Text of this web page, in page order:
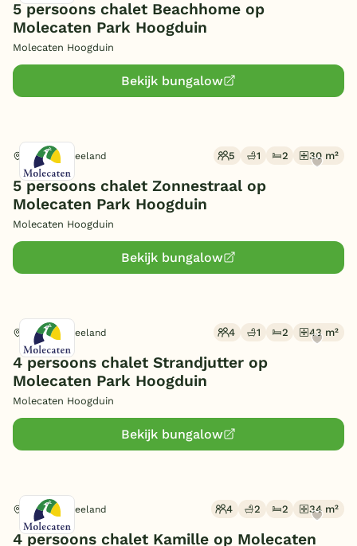
5 persoons chalet Beachhome op
Molecaten Park Hoogduin
Molecaten Hoogduin
Bekijk bungalow
Cadzand, Zeeland 5 1 2 30 m²
5 persoons chalet Zonnestraal op
Molecaten Park Hoogduin
Molecaten Hoogduin
Bekijk bungalow
Cadzand, Zeeland 4 1 2 43 m²
4 persoons chalet Strandjutter op
Molecaten Park Hoogduin
Molecaten Hoogduin
Bekijk bungalow
Cadzand, Zeeland 4 2 2 34 m²
4 persoons chalet Kamille op Molecaten